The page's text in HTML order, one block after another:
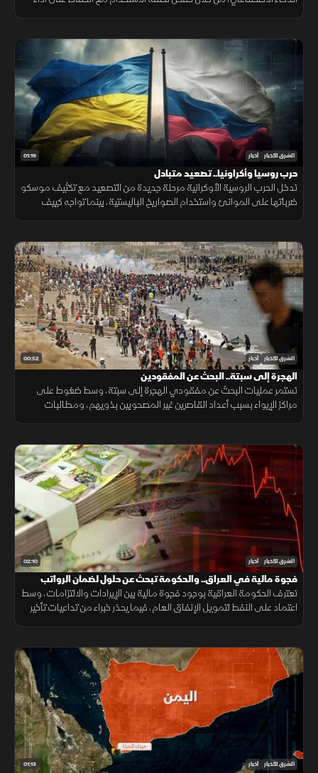
01:19 الشرق للأخبار أخبار
حرب روسيا وأكراونيا.. تصعيد متبادل
تدخل الحرب الروسية الأوكرانية مرحلة جديدة من التصعيد مع تكثيف موسكو
ضرباتها على الموانئ واستخدام الصواريخ الباليستية، بينما تواجه كييف
00:52 الشرق للأخبار أخبار
الهجرة إلى سبتة.. البحث عن المفقودين
تستمر عمليات البحث عن مفقودي الهجرة إلى سبتة، وسط ضغوط على
مراكز الإيواء بسبب أعداد القاصرين غير المصحوبين بذويهم، ومطالبات
02:10 الشرق للأخبار أخبار
فجوة مالية في العراق.. والحكومة تبحث عن حلول لضمان الرواتب
تعترف الحكومة العراقية بوجود فجوة مالية بين الإيرادات والالتزامات، وسط
اعتماد على النفط لتمويل الإنفاق العام، فيما يحذر خبراء من تداعيات تأخير
01:13 الشرق للأخبار أخبار